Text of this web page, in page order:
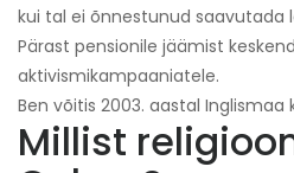
kui tal ei õnnestunud saavutada
Pärast pensionile jäämist
aktivismikampaaniatele.
Ben võitis 2003. aastal Inglismaa
Millist